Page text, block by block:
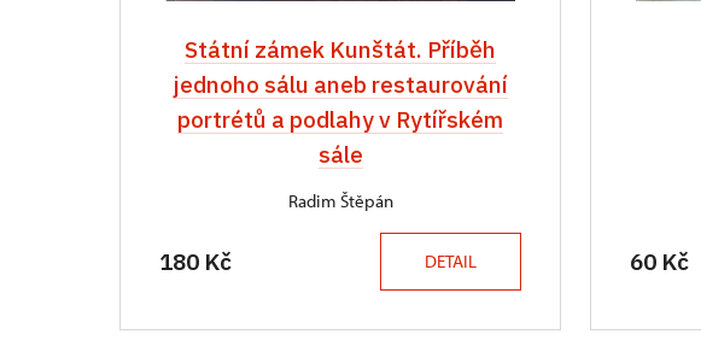
Státní zámek Kunštát. Příběh
jednoho sálu aneb restaurování
portrétů a podlahy v Rytířském
sále
Radim Štěpán
180 Kč DETAIL 60 Kč